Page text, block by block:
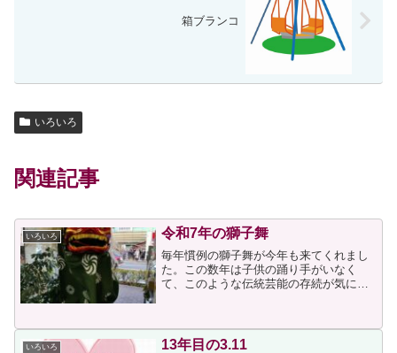
箱ブランコ
いろいろ
関連記事
いろいろ 令和7年の獅子舞
毎年慣例の獅子舞が今年も来てくれまし
た。この数年は子供の踊り手がいなく
て、このような伝統芸能の存続が気にな
ています。駅のほうからも見物している
人たちがいることからも、獅...
いろいろ 13年目の3.11